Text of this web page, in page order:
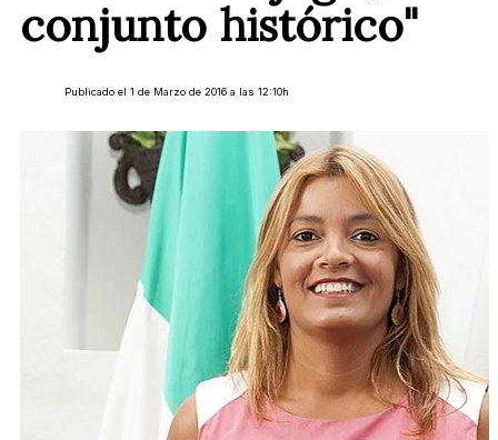
conjunto histórico"
Publicado el 1 de Marzo de 2016 a las 12:10h